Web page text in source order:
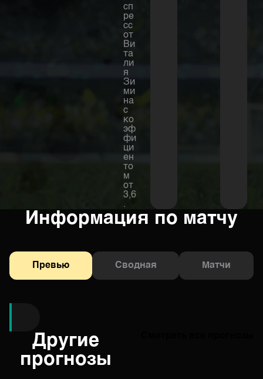
сп
ре
сс
от
Ви
та
ли
я
Зи
ми
на
с
ко
эф
фи
ци
ен
то
м
от
3,6
.
Информация по матчу
Превью Сводная Матчи
Другие
прогнозы